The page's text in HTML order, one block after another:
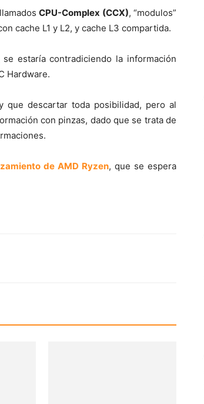
CPU-Complex (CCX), “modulos”
cache L1 y L2, y cache L3 compartida.
estaría contradiciendo la información
Hardware.
descartar toda posibilidad, pero al
con pinzas, dado que se trata de
de AMD Ryzen, que se espera